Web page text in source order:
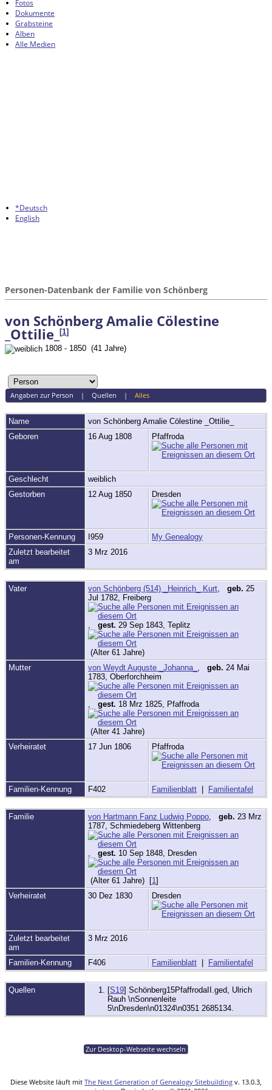
Fotos
Dokumente
Grabsteine
Alben
Alle Medien
*Deutsch
English
Personen-Datenbank der Familie von Schönberg
von Schönberg Amalie Cölestine
_Ottilie_ [1]
1808 - 1850 (41 Jahre)
Angaben zur Person | Quellen | Alles
Name von Schönberg Amalie Cölestine _Ottilie_
Geboren
16 Aug 1808 Pfaffroda
Geschlecht
weiblich
Gestorben
12 Aug 1850 Dresden
Personen-Kennung I959
My Genealogy
Zuletzt bearbeitet
am
3 Mrz 2016
Vater von Schönberg (514) _Heinrich_ Kurt geb. 25
Jul 1782, Freiberg
gest. 29 Sep 1843, Teplitz
(Alter 61 Jahre)
Mutter
von Weydt Auguste _Johanna_ geb. 24 Mai
1783, Oberforchheim
gest. 18 Mrz 1825, Pfaffroda
(Alter 41 Jahre)
Verheiratet
17 Jun 1806 Pfaffroda
Familien-Kennung F402 Familienblatt | Familientafel
Familie von Hartmann Fanz Ludwig Poppo geb. 23 Mrz
1787, Schmiedeberg Wittenberg
gest. 10 Sep 1848, Dresden
(Alter 61 Jahre) [1]
Verheiratet
30 Dez 1830 Dresden
Zuletzt bearbeitet
am
3 Mrz 2016
Familien-Kennung F406 Familienblatt | Familientafel
Quellen [S19] Schönberg15PfaffrodaII.ged, Ulrich
Rauh \nSonnenleite
5\nDresden\n01324\n0351 2685134.
Zur Desktop-Webseite wechseln
Diese Website läuft mit The Next Generation of Genealogy Sitebuilding v. 13.0.3,